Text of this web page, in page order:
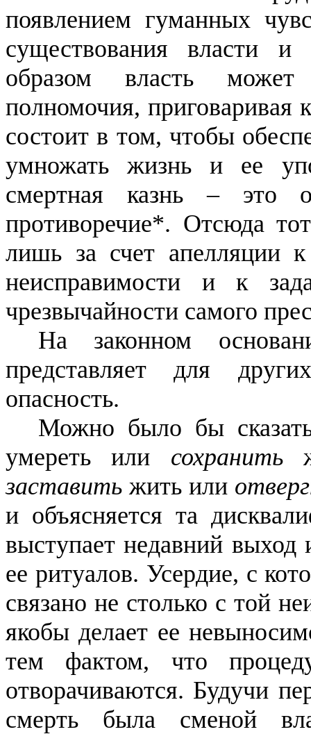
появлением гуманных
существования власти
образом власть
полномочия, приговаривая
состоит в том, чтобы
умножать жизнь и ее
смертная казнь – это
противоречие*. Отсюда
лишь за счет апелляции
неисправимости и к
чрезвычайности самого
На законном
представляет для
опасность.
Можно было бы
умереть или сохранить
заставить жить или
и объясняется та
выступает недавний выход
ее ритуалов. Усердие, с
связано не столько с той
якобы делает ее
тем фактом, что
отворачиваются. Будучи
смерть была сменой